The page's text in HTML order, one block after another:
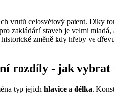
vrutů celosvětový patent. Díky
zakládání staveb je velmi
změně kdy hřeby ve
rozdíly - jak vybrat
typ jejich hlavice a délka.